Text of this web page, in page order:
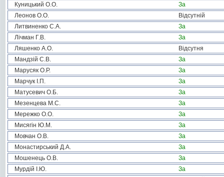
Куницький О.О.
За
Леонов О.О.
Відсутній
Литвиненко С.А.
За
Лічман Г.В.
За
Ляшенко А.О.
Відсутня
Мандзій С.В.
За
Марусяк О.Р.
За
Марчук І.П.
За
Матусевич О.Б.
За
Мезенцева М.С.
За
Мережко О.О.
За
Мисягін Ю.М.
За
Мовчан О.В.
За
Монастирський Д.А.
За
Мошенець О.В.
За
Мурдій І.Ю.
За